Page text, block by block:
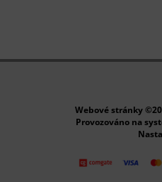
Webové stránky
Provozováno na